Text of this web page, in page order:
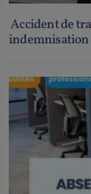
Accident de
indemnisation